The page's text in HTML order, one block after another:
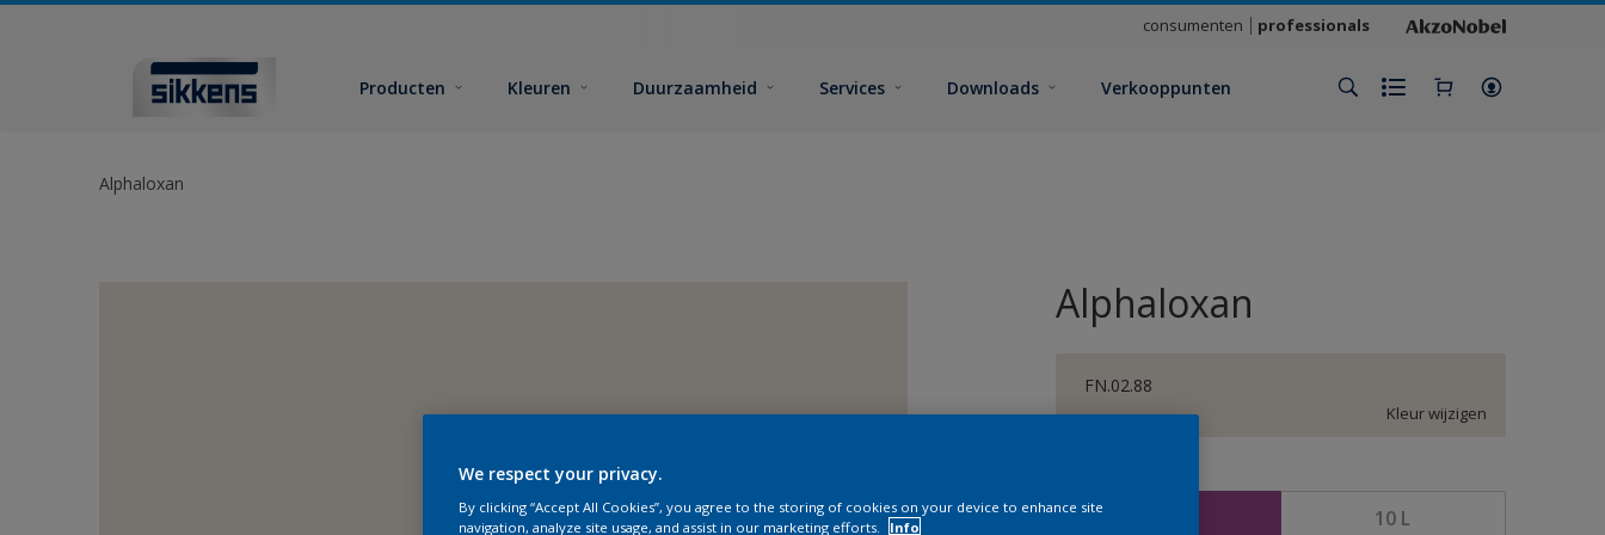
consumenten professionals
Producten Kleuren Duurzaamheid Services Downloads Verkooppunten
Alphaloxan
Alphaloxan
FN.02.88
Kleur wijzigen
10 L
We respect your privacy.
By clicking “Accept All Cookies”, you agree to the storing of cookies on your device to enhance site
navigation, analyze site usage, and assist in our marketing efforts.
Info